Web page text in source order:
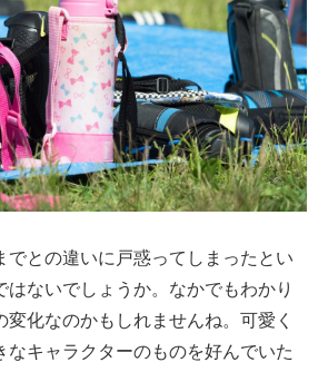
でとの違いに戸惑ってしまったとい
はないでしょうか。なかでもわかり
化なのかもしれませんね。可愛く
なキャラクターのものを好んでいた